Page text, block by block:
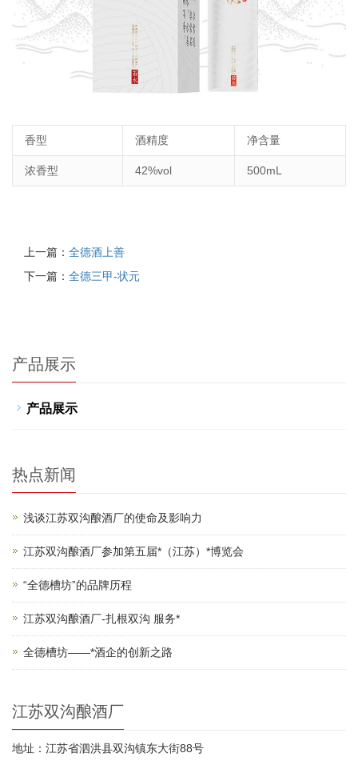
香型 酒精度 净含量
浓香型 42%vol 500mL
上一篇： 全德酒上善
下一篇： 全德三甲-状元
产品展示
产品展示
热点新闻
浅谈江苏双沟酿酒厂的使命及影响力
江苏双沟酿酒厂参加第五届*（江苏）*博览会
“全德槽坊”的品牌历程
江苏双沟酿酒厂-扎根双沟 服务*
全德槽坊——*酒企的创新之路
江苏双沟酿酒厂
地址：江苏省泗洪县双沟镇东大街88号